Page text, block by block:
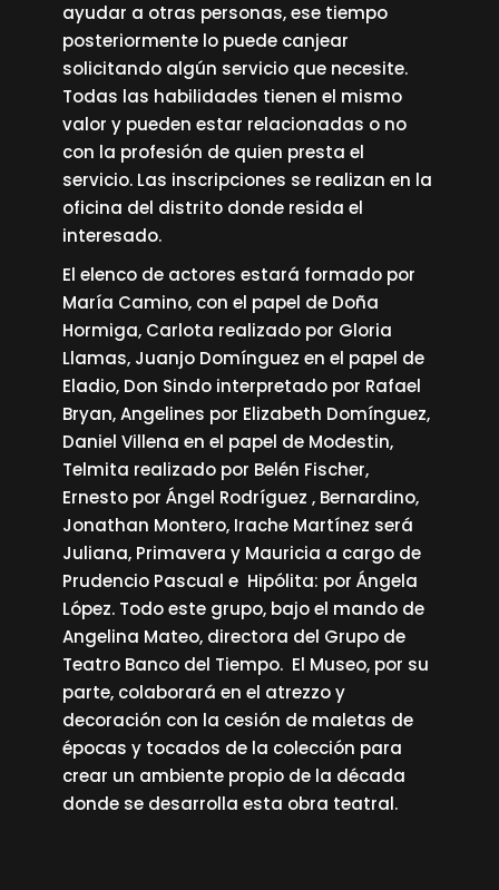
ayudar a otras personas, ese tiempo
posteriormente lo puede canjear
solicitando algún servicio que necesite.
Todas las habilidades tienen el mismo
valor y pueden estar relacionadas o no
con la profesión de quien presta el
servicio. Las inscripciones se realizan en la
oficina del distrito donde resida el
interesado.
El elenco de actores estará formado por
María Camino, con el papel de Doña
Hormiga, Carlota realizado por Gloria
Llamas, Juanjo Domínguez en el papel de
Eladio, Don Sindo interpretado por Rafael
Bryan, Angelines por Elizabeth Domínguez,
Daniel Villena en el papel de Modestin,
Telmita realizado por Belén Fischer,
Ernesto por Ángel Rodríguez , Bernardino,
Jonathan Montero, Irache Martínez será
Juliana, Primavera y Mauricia a cargo de
Prudencio Pascual e Hipólita: por Ángela
López. Todo este grupo, bajo el mando de
Angelina Mateo, directora del Grupo de
Teatro Banco del Tiempo. El Museo, por su
parte, colaborará en el atrezzo y
decoración con la cesión de maletas de
épocas y tocados de la colección para
crear un ambiente propio de la década
donde se desarrolla esta obra teatral.